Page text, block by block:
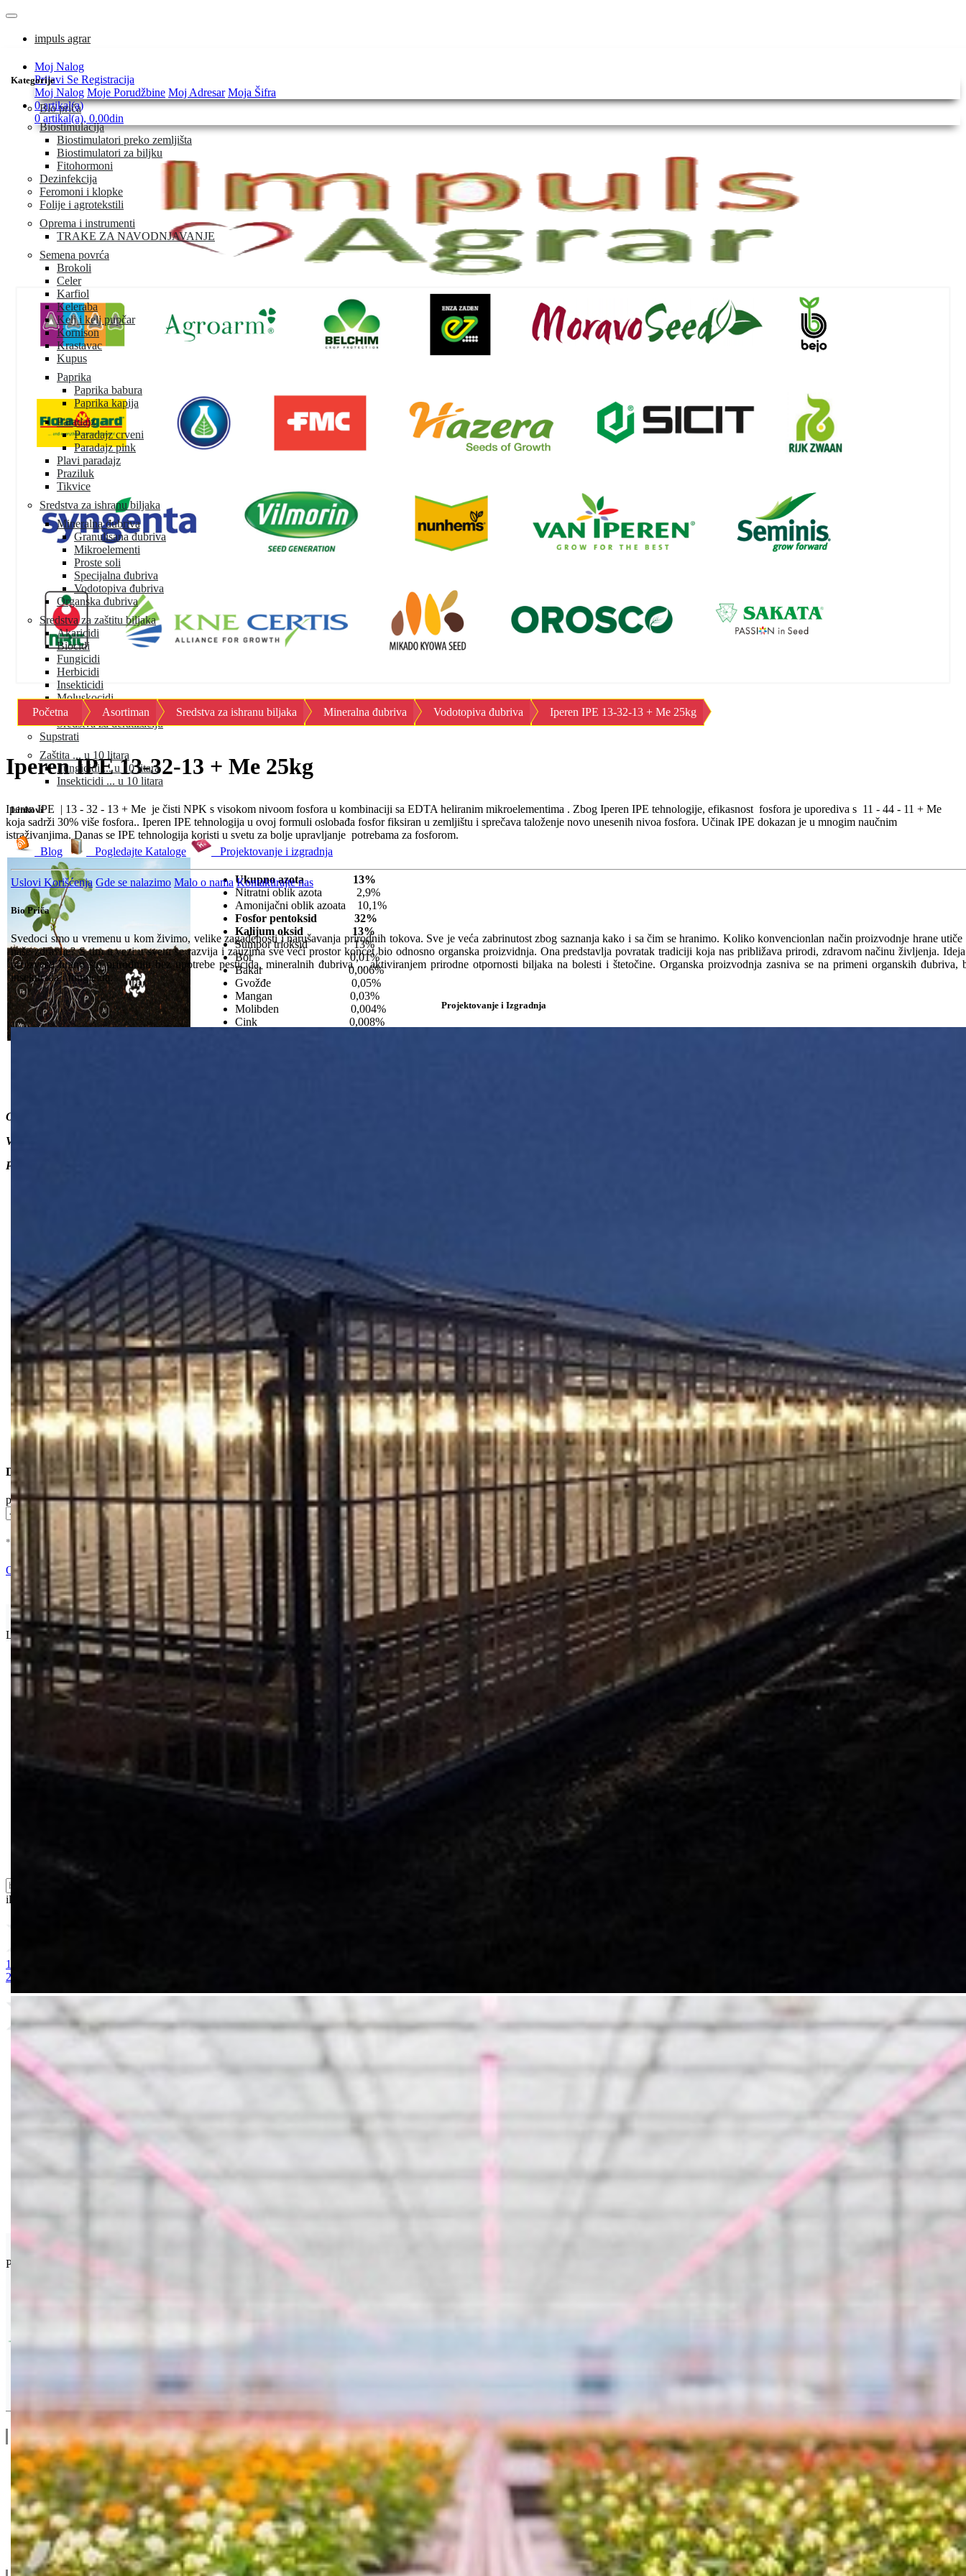
impuls agrar
Kategorije
Bio priča
Biostimulacija
Biostimulatori preko zemljišta
Biostimulatori za biljku
Fitohormoni
Dezinfekcija
Feromoni i klopke
Folije i agrotekstili
Oprema i instrumenti
TRAKE ZA NAVODNJAVANJE
Semena povrća
Brokoli
Celer
Karfiol
Keleraba
Kelj i kelj pupčar
Kornison
Krastavac
Kupus
Paprika
Paprika babura
Paprika kapija
Paradajz
Paradajz crveni
Paradajz pink
Plavi paradajz
Praziluk
Tikvice
Sredstva za ishranu biljaka
Mineralna đubriva
Granulisana đubriva
Mikroelementi
Proste soli
Specijalna đubriva
Vodotopiva đubriva
Organska đubriva
Sredstva za zaštitu biljaka
Akaricidi
Biocidi
Fungicidi
Herbicidi
Insekticidi
Moluskocidi
Okvašivači
Sredstva za deratizaciju
Supstrati
Zaštita ... u 10 litara
Fungicidi ... u 10 litara
Insekticidi ... u 10 litara
Linkovi
Blog Pogledajte Kataloge Projektovanje i izgradnja
Uslovi Korišćenja Gde se nalazimo Malo o nama Kontaktirajte nas
Bio Priča
Svedoci smo u vremenu u kom živimo, velike zagađenosti i narušavanja prirodnih tokova. Sve je veća zabrinutost zbog saznanja kako i sa čim se hranimo. Koliko konvencionlan način proizvodnje hrane utiče
naše zdravlje? S tim u vezi u svetu se razvija i zauzima sve veći prostor koncet bio odnosno organska proizvidnja. Ona predstavlja povratak tradiciji koja nas približava prirodi, zdravom načinu življenja.
proizvesti hranu što prirodniju bez upotrebe pesticida, mineralnih đubriva ... aktiviranjem prirodne otpornosti biljaka na bolesti i štetočine. Organska proizvodnja zasniva se na primeni organskih đubriva,
insekticida i fungicida.
Projektovanje i Izgradnja
Moj Nalog
Prijavi Se Registracija
Moj Nalog Moje Porudžbine Moj Adresar Moja Šifra
0 artikal(a)
0 artikal(a), 0.00din
Početna Asortiman Sredstva za ishranu biljaka Mineralna đubriva Vodotopiva đubriva Iperen IPE 13-32-13 + Me 25kg
Iperen IPE 13-32-13 + Me 25kg
Iperen IPE | 13 - 32 - 13 + Me je čisti NPK s visokom nivoom fosfora u kombinaciji sa EDTA heliranim mikroelementima . Zbog Iperen IPE tehnologije, efikasnost fosfora je uporediva s 11 - 44 - 11 + Me
koja sadrži 30% više fosfora.. Iperen IPE tehnologija u ovoj formuli oslobađa fosfor fiksiran u zemljištu i sprečava taloženje novo unesenih nivoa fosfora. Učinak IPE dokazan je u mnogim naučnim
istraživanjima. Danas se IPE tehnologija koristi u svetu za bolje upravljanje potrebama za fosforom.
Ukupno azota 13%
Nitratni oblik azota 2,9%
Amonijačni oblik azoata 10,1%
Fosfor pentoksid 32%
Kalijum oksid 13%
Sumpor trioksid 13%
Bor 0,01%
Bakar 0,006%
Gvožđe 0,05%
Mangan 0,03%
Molibden 0,004%
Cink 0,008%
Ovo je jedan od inovativnih proizvoda kompanije Van Iperen usmeren ka boljem upravljanju fosforom kako u zemljištu tako i u biljci i njegovoj većoj efikasnosti u oba pravca.
Više detalja o primeni pogledajte u katalogu Van Iperen ( pogledaj str. 15 ).
Pakovanje 25 kg i 2 kg.
Dostupne Opcije
pakovanje
* U cenu je uracunat PDV * Dodaj u Korpu
Ocenite i napišite preporuku
Isporuka Info
Limit za porudžbinu je500.00 dinaraza isporuku na teritoriji Srbije. Za inostranstvo, molimo da nas kontaktirate za informacije o ceni i mogućnostima isporuke.
Biostimulacija
Dezinfekcija
Oprema i instrumenti
Semena povrća
ili probajte naprednu:
1. Bely acid 15-10-25 + 2MgO+ Me 25kg
2MgO +7 CaO + ME
Van Iperen
Proizvođač poljoprivrednih hemikalija iz Vestmaas-a, Holandija.
Drugi Proizvodi od Van Iperen
O Nama
Katalozi
Blog
Projektovanje / Izgradnja